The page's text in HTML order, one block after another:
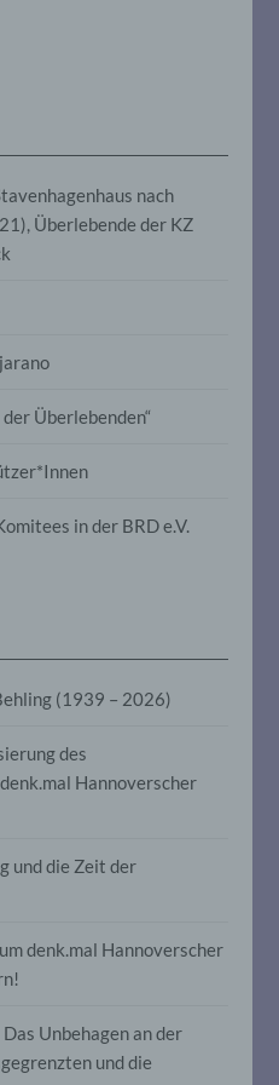
nach
Überlebende der KZ
Überlebenden“
in der BRD e.V.
(1939 – 2026)
des
Hannoverscher
und die Zeit der
denk.mal Hannoverscher
Das Unbehagen an der
und die
das
Vernichtung.
der Verarbeitung
einzuschränken.
dass diese
Aspekte bezüglich
Lage,
Verhalten,
zu analysieren oder
ist die Verarbeitung
Daten
zusätzlicher
mehr einer
können, sofern diese
gesondert
und technischen und